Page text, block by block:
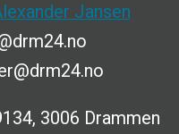
Jansen
3006 Drammen